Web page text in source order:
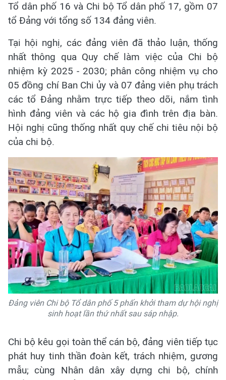
Tổ dân phố 16 và Chi bộ Tổ dân phố 17, gồm 07
tổ Đảng với tổng số 134 đảng viên.
Tại hội nghị, các đảng viên đã thảo luận, thống
nhất thông qua Quy chế làm việc của Chi bộ
nhiệm kỳ 2025 - 2030; phân công nhiệm vụ cho
05 đồng chí Ban Chi ủy và 07 đảng viên phụ trách
các tổ Đảng nhằm trực tiếp theo dõi, nắm tình
hình đảng viên và các hộ gia đình trên địa bàn.
Hội nghị cũng thống nhất quy chế chi tiêu nội bộ
của chi bộ.
Đảng viên Chi bộ Tổ dân phố 5 phấn khởi tham dự hội nghị
sinh hoạt lần thứ nhất sau sáp nhập.
Chi bộ kêu gọi toàn thể cán bộ, đảng viên tiếp tục
phát huy tinh thần đoàn kết, trách nhiệm, gương
mẫu; cùng Nhân dân xây dựng chi bộ, chính